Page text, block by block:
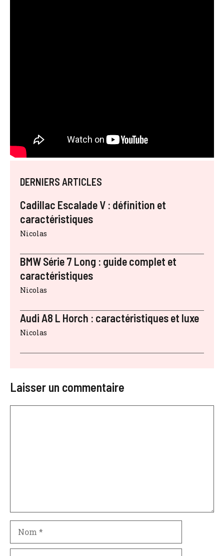
DERNIERS ARTICLES
Cadillac Escalade V : définition et
caractéristiques
Nicolas
BMW Série 7 Long : guide complet et
caractéristiques
Nicolas
Audi A8 L Horch : caractéristiques et luxe
Nicolas
Laisser un commentaire